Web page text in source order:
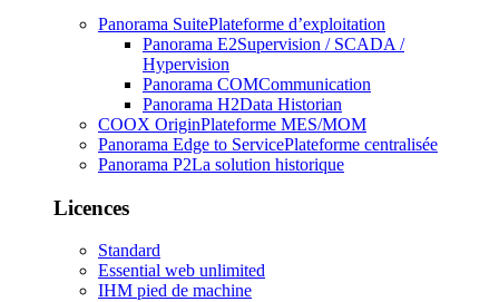
Panorama SuitePlateforme d’exploitation
Panorama E2Supervision / SCADA /
Hypervision
Panorama COMCommunication
Panorama H2Data Historian
COOX OriginPlateforme MES/MOM
Panorama Edge to ServicePlateforme centralisée
Panorama P2La solution historique
Licences
Standard
Essential web unlimited
IHM pied de machine